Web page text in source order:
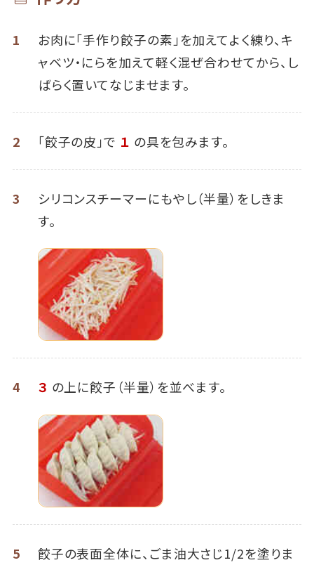
1
お肉に「手作り餃子の素」を加えてよく練り、キ
ャベツ・にらを加えて軽く混ぜ合わせてから、し
ばらく置いてなじませます。
2 「餃子の皮」で １ の具を包みます。
3
シリコンスチーマーにもやし（半量）をしきま
す。
4 ３ の上に餃子（半量）を並べます。
5
餃子の表面全体に、ごま油大さじ1/2を塗りま